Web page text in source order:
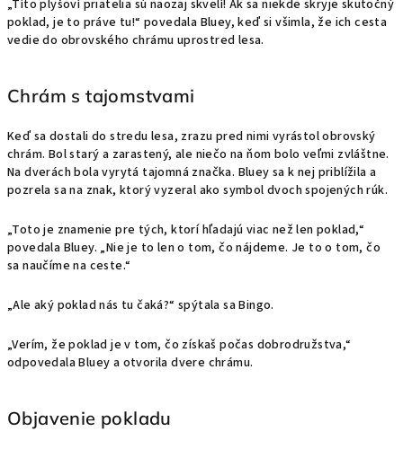
„Títo plyšoví priatelia sú naozaj skvelí! Ak sa niekde skryje skutočný
poklad, je to práve tu!“ povedala Bluey, keď si všimla, že ich cesta
vedie do obrovského chrámu uprostred lesa.
Chrám s tajomstvami
Keď sa dostali do stredu lesa, zrazu pred nimi vyrástol obrovský
chrám. Bol starý a zarastený, ale niečo na ňom bolo veľmi zvláštne.
Na dverách bola vyrytá tajomná značka. Bluey sa k nej priblížila a
pozrela sa na znak, ktorý vyzeral ako symbol dvoch spojených rúk.
„Toto je znamenie pre tých, ktorí hľadajú viac než len poklad,“
povedala Bluey. „Nie je to len o tom, čo nájdeme. Je to o tom, čo
sa naučíme na ceste.“
„Ale aký poklad nás tu čaká?“ spýtala sa Bingo.
„Verím, že poklad je v tom, čo získaš počas dobrodružstva,“
odpovedala Bluey a otvorila dvere chrámu.
Objavenie pokladu